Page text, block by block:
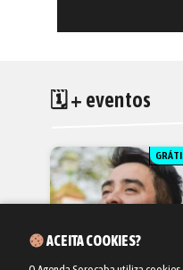
🗓 + eventos
ACEITA COOKIES?